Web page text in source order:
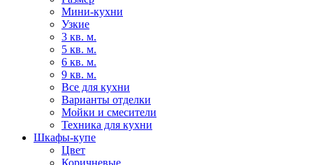
Мини-кухни
Узкие
3 кв. м.
5 кв. м.
6 кв. м.
9 кв. м.
Все для кухни
Варианты отделки
Мойки и смесители
Техника для кухни
Шкафы-купе
Цвет
Коричневые